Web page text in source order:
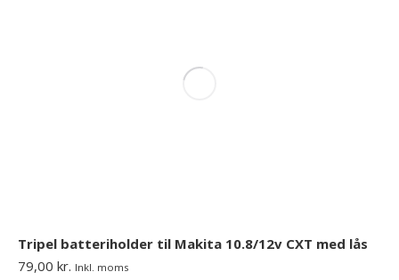
Tripel batteriholder til Makita 10.8/12v CXT med lås
79,00 kr. Inkl. moms